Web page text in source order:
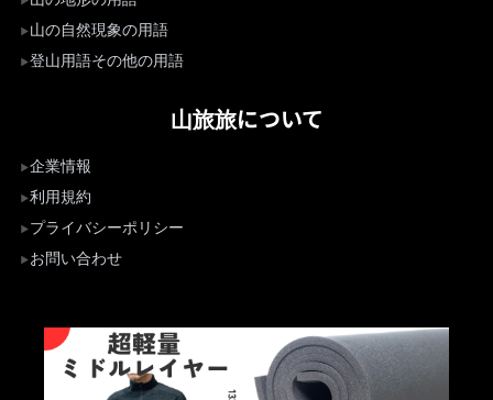
山の自然現象の用語
登山用語その他の用語
山旅旅について
企業情報
利用規約
プライバシーポリシー
お問い合わせ